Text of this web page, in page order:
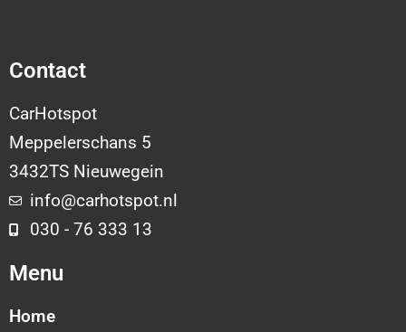
Contact
CarHotspot
Meppelerschans 5
3432TS Nieuwegein
info@carhotspot.nl
030 - 76 333 13
Menu
Home